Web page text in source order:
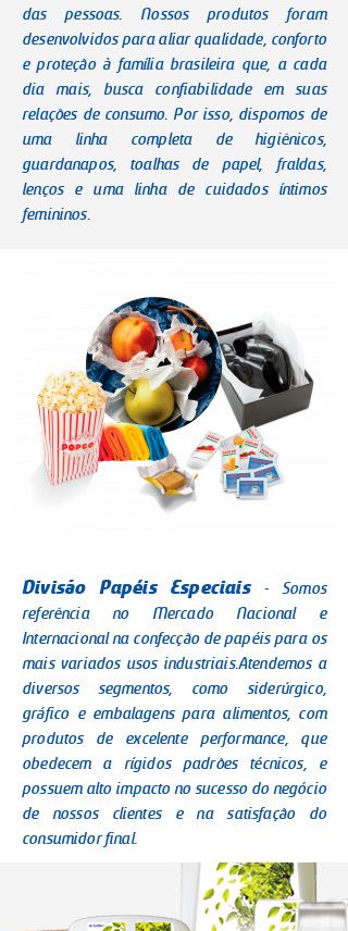
das pessoas. Nossos produtos foram
desenvolvidos para aliar qualidade, conforto
e proteção à família brasileira que, a cada
dia mais, busca confiabilidade em suas
relações de consumo. Por isso, dispomos de
uma linha completa de higiênicos,
guardanapos, toalhas de papel, fraldas,
lenços e uma linha de cuidados íntimos
femininos.
Divisão Papéis Especiais- Somos
referência no Mercado Nacional e
Internacional na confecção de papéis para os
mais variados usos industriais.Atendemos a
diversos segmentos, como siderúrgico,
gráfico e embalagens para alimentos, com
produtos de excelente performance, que
obedecem a rígidos padrões técnicos, e
possuem alto impacto no sucesso do negócio
de nossos clientes e na satisfação do
consumidor final.